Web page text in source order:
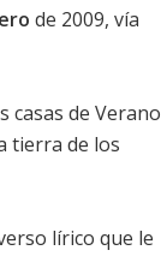
de 2009, vía
casas de Verano
tierra de los
lírico que le